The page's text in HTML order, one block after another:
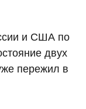
и США по
двух
пережил в